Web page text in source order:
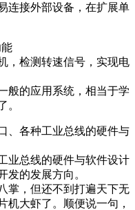
连接外部设备，在扩展单
，检测转速信号，实现电
般的应用系统，相当于学
。
、各种工业总线的硬件与
业总线的硬件与软件设计
发的发展方向。
掌，但还不到打遍天下无
机大虾了。顺便说一句，